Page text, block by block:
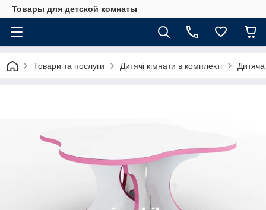
Товары для детской комнаты
Товари та послуги Дитячі кімнати в комплекті